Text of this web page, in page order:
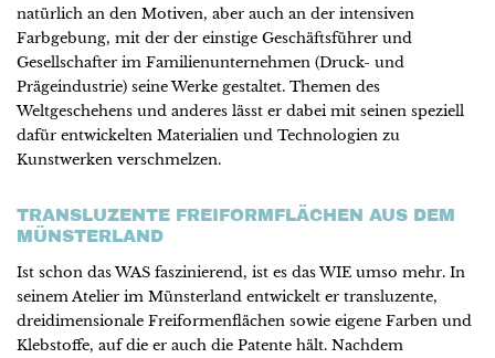
natürlich an den Motiven, aber auch an der intensiven
Farbgebung, mit der der einstige Geschäftsführer und
Gesellschafter im Familienunternehmen (Druck- und
Prägeindustrie) seine Werke gestaltet. Themen des
Weltgeschehens und anderes lässt er dabei mit seinen speziell
dafür entwickelten Materialien und Technologien zu
Kunstwerken verschmelzen.
TRANSLUZENTE FREIFORMFLÄCHEN AUS DEM
MÜNSTERLAND
Ist schon das WAS faszinierend, ist es das WIE umso mehr. In
seinem Atelier im Münsterland entwickelt er transluzente,
dreidimensionale Freiformenflächen sowie eigene Farben und
Klebstoffe, auf die er auch die Patente hält. Nachdem